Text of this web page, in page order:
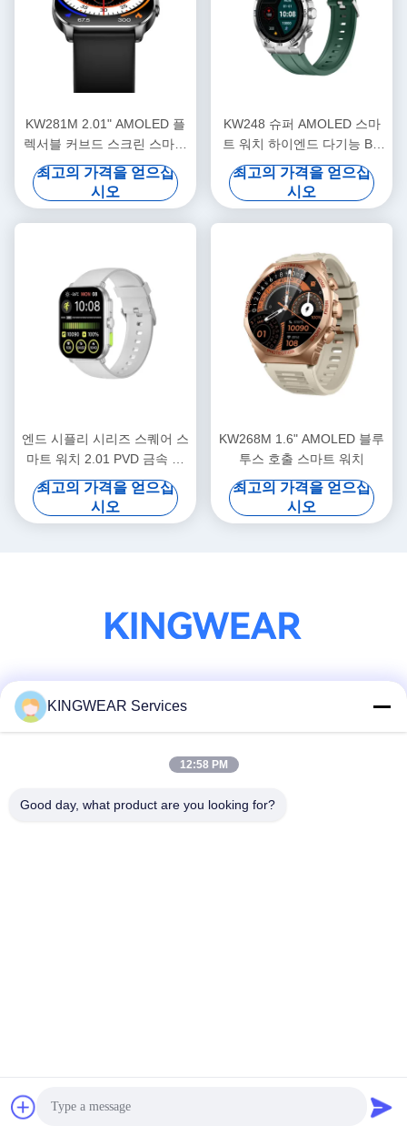
KW281M 2.01" AMOLED 플
렉서블 커브드 스크린 스마트
워치 PVD 금속 프레임
최고의 가격을 얻으십
시오
KW248 슈퍼 AMOLED 스마
트 워치 하이엔드 다기능 BT
호출 모델
최고의 가격을 얻으십
시오
엔드 시플리 시리즈 스퀘어 스
마트 워치 2.01 PVD 금속 프
레임과 300mAh 배터리
최고의 가격을 얻으십
시오
KW268M 1.6" AMOLED 블루
투스 호출 스마트 워치
최고의 가격을 얻으십
시오
소셜 미디어
전화
2026 Shenzhen Kingwear Technology Development Co., Ltd . 판
KINGWEAR Services
12:58 PM
Good day, what product are you looking for?